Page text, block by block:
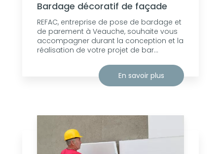
Bardage décoratif de façade
REFAC, entreprise de pose de bardage et
de parement à Veauche, souhaite vous
accompagner durant la conception et la
réalisation de votre projet de bar...
En savoir plus